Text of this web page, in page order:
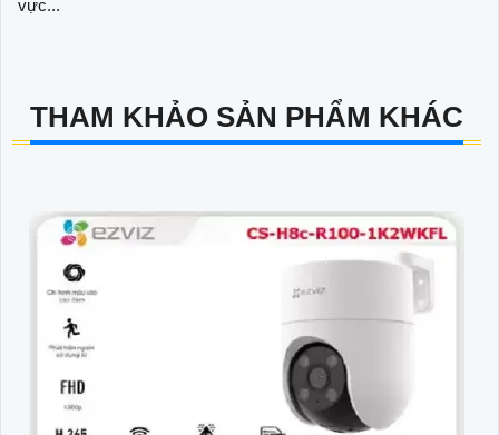
vực...
THAM KHẢO SẢN PHẨM KHÁC